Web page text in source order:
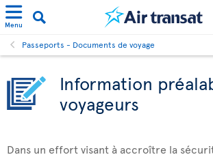
Menu
Passeports - Documents de voyage
Information
voyageurs
Dans un effort visant à accroître la